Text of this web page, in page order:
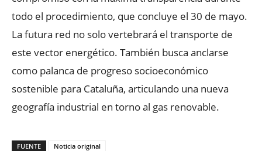
todo el procedimiento, que concluye el 30 de mayo.
La futura red no solo vertebrará el transporte de
este vector energético. También busca anclarse
como palanca de progreso socioeconómico
sostenible para Cataluña, articulando una nueva
geografía industrial en torno al gas renovable.
FUENTE Noticia original